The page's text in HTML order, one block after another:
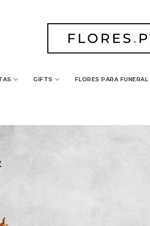
GIFTS FLORES PARA FUNERAL
por uma orquídea "cambria" que há
70cm Diâmetro: 14cm